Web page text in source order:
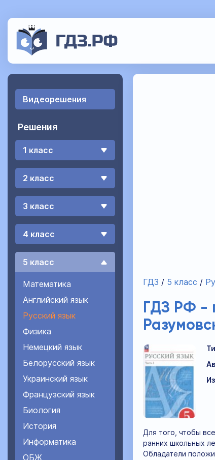
Видеорешения
Решения
1 класс
2 класс
3 класс
4 класс
5 класс
Математика
Английский язык
Русский язык
Физика
Немецкий язык
Белорусский язык
Украинский язык
Французский язык
Биология
История
Информатика
ОБЖ
ГДЗ 5 класс
ГДЗ РФ -
Для того, чтобы
ранних школьных
Обладатели